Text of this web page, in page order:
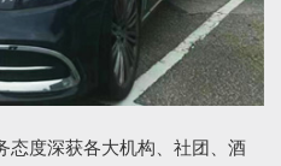
态度深获各大机构、社团、酒